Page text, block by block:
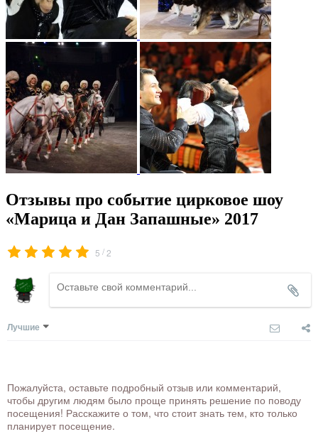
Отзывы про событие цирковое шоу
«Марица и Дан Запашные» 2017
5 /2
Лучшие
Пожалуйста, оставьте подробный отзыв или комментарий,
чтобы другим людям было проще принять решение по поводу
посещения! Расскажите о том, что стоит знать тем, кто только
планирует посещение.